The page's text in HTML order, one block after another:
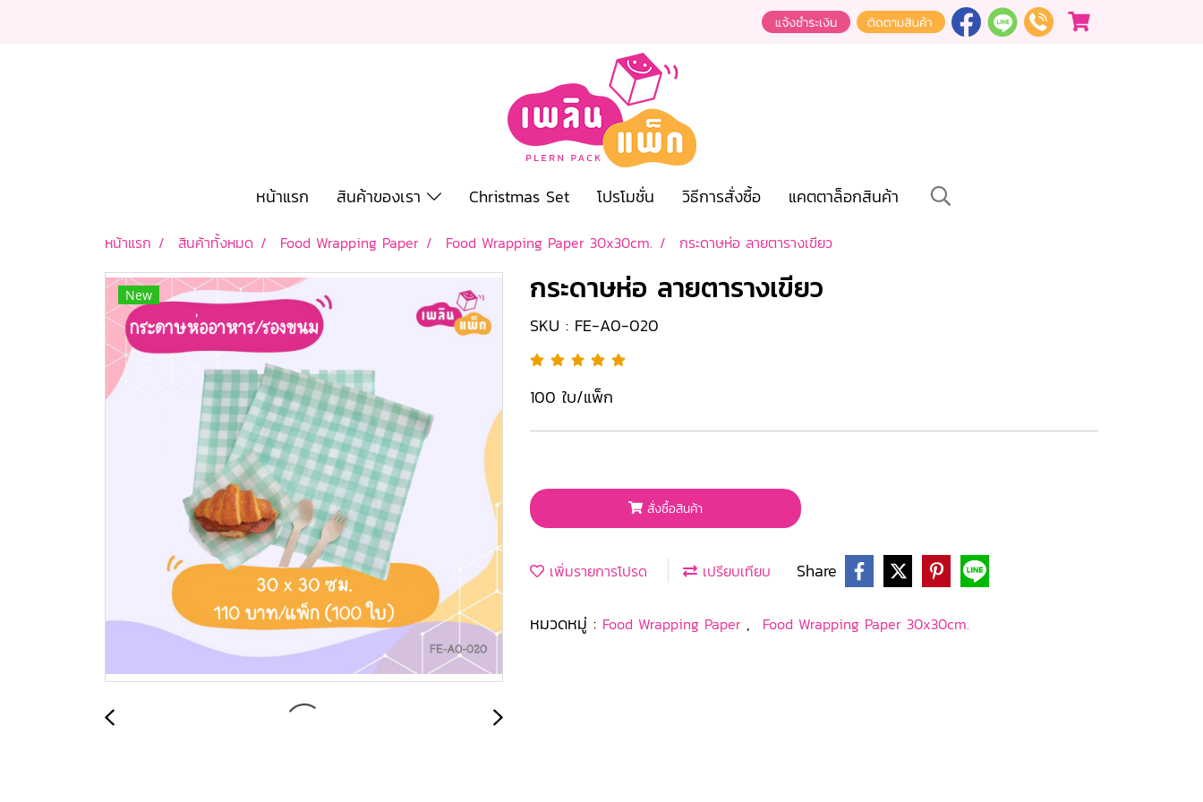
หน้าแรก สินค้าของเรา Christmas Set โปรโมชั่น วิธีการสั่งซื้อ แคตตาล็อกสินค้า
หน้าแรก สินค้าทั้งหมด Food Wrapping Paper Food Wrapping Paper 30x30cm. กระดาษห่อ ลายตารางเขียว
New กระดาษห่อ ลายตารางเขียว
SKU : FE-A0-020
100 ใบ/แพ็ก
สั่งซื้อสินค้า
เพิ่มรายการโปรด เปรียบเทียบ Share
หมวดหมู่ : Food Wrapping Paper , Food Wrapping Paper 30x30cm.